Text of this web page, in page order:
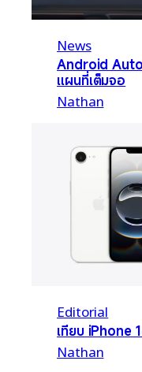
News
Android Auto
แผนที่เต็มจอ
Nathan
Editorial
เทียบ iPhone
Nathan